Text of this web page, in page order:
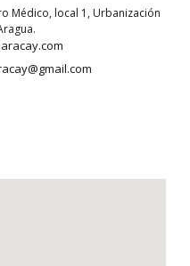
b
e
d
s
k
Médico, local 1, Urbanización